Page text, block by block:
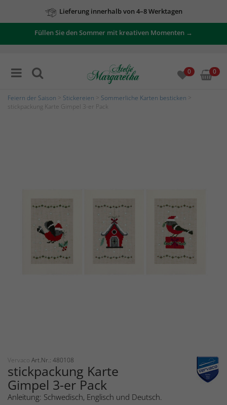
Lieferung innerhalb von 4–8 Werktagen
Füllen Sie den Sommer mit kreativen Momenten →
0 0
Feiern der Saison Stickereien Sommerliche Karten besticken
stickpackung Karte Gimpel 3-er Pack
Vervaco Art.Nr.: 480108
stickpackung Karte
Gimpel 3-er Pack
Anleitung: Schwedisch, Englisch und Deutsch.